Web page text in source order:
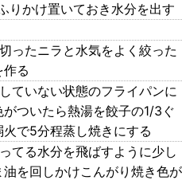
りかけ置いておき水分を出す
ったニラと水気をよく絞った
る
ていない状態のフライパンに
ついたら熱湯を餃子の1/3ぐ
で5分程蒸し焼きにする
てる水分を飛ばすように少し
を回しかけこんがり焼き色が